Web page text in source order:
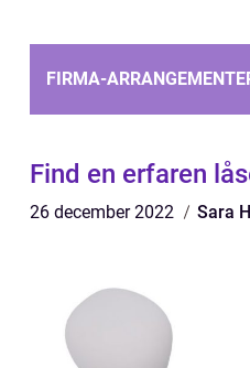
FIRMA-
Find en erfaren
26 december 2022 Sara